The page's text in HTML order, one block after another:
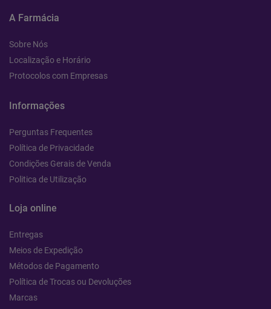
A Farmácia
Sobre Nós
Localização e Horário
Protocolos com Empresas
Informações
Perguntas Frequentes
Política de Privacidade
Condições Gerais de Venda
Politica de Utilização
Loja online
Entregas
Meios de Expedição
Métodos de Pagamento
Política de Trocas ou Devoluções
Marcas